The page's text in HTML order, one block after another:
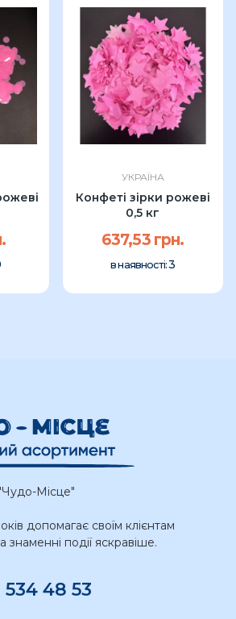
УКРАЇНА
Конфеті зірки рожеві
0,5 кг
637,53 грн.
в наявності:3
Місце"
допомагає своїм клієнтам
знаменні події яскравіше.
534 48 53